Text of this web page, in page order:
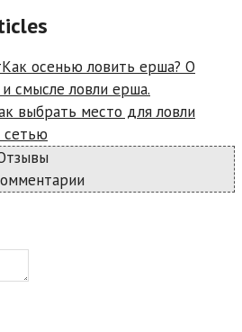
Как осенью ловить ерша? О
смысле ловли ерша.
выбрать место для ловли
сетью